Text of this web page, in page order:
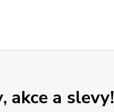
akce a slevy!